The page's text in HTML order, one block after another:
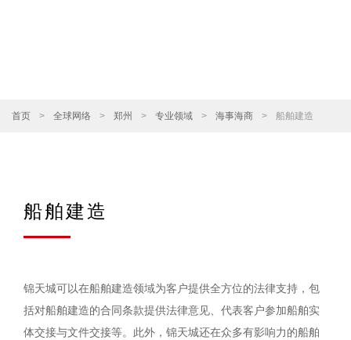
首页 > 全球网络 > 郑州 > 专业领域 > 海事海商 > 船舶建造
船舶建造
锦天城可以在船舶建造领域为客户提供全方位的法律支持，包
括对船舶建造的合同条款提供法律意见、代表客户参加船舶实
体交接与文件交接等。此外，锦天城还在众多有影响力的船舶